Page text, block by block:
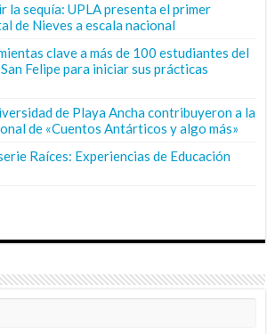
la sequía: UPLA presenta el primer
de Nieves a escala nacional
clave a más de 100 estudiantes del
Felipe para iniciar sus prácticas
de Playa Ancha contribuyeron a la
de «Cuentos Antárticos y algo más»
Raíces: Experiencias de Educación